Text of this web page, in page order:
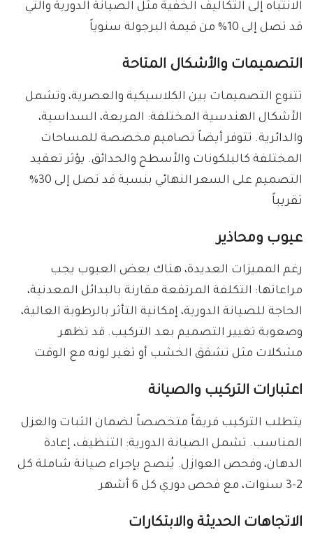
الانتباه إلى التكاليف الخفية مثل الصيانة الدورية والتي
قد تصل إلى 10% من قيمة البرجولة سنوياً
التصميمات والأشكال المتاحة
تتنوع التصميمات بين الكلاسيكية والعصرية، وتشمل
الأشكال الهندسية المختلفة: المربعة، السداسية،
والدائرية. تتوفر أيضاً تصاميم مخصصة للمساحات
المختلفة كالبلكونات والأسطح والحدائق. يؤثر تعقيد
التصميم على السعر النهائي بنسبة قد تصل إلى 30%
تقريباً
عيوب ومحاذير
رغم المميزات العديدة، هناك بعض العيوب يجب
مراعاتها: التكلفة المرتفعة مقارنة بالبدائل المعدنية،
الحاجة للصيانة الدورية، إمكانية التأثر بالرطوبة العالية،
وصعوبة تغيير التصميم بعد التركيب. قد تظهر
مشكلات مثل تشقق الخشب أو تغير لونه مع الوقت
اعتبارات التركيب والصيانة
يتطلب التركيب فريقاً متخصصاً لضمان الثبات والعزل
المناسب. تشمل الصيانة الدورية: التنظيف، إعادة
الدهان، وفحص العوازل. يُنصح بإجراء صيانة شاملة كل
2-3 سنوات، مع فحص دوري كل 6 أشهر
الاتجاهات الحديثة والابتكارات